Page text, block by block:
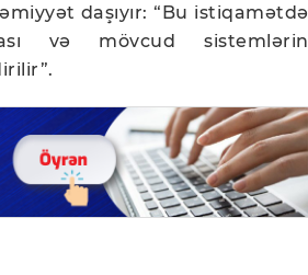
daşıyır: “Bu istiqamətdə
və mövcud sistemlərin